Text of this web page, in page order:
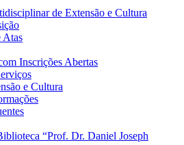
de Extensão e Cultura
Atas
Inscrições Abertas
e Cultura
“Prof. Dr. Daniel Joseph